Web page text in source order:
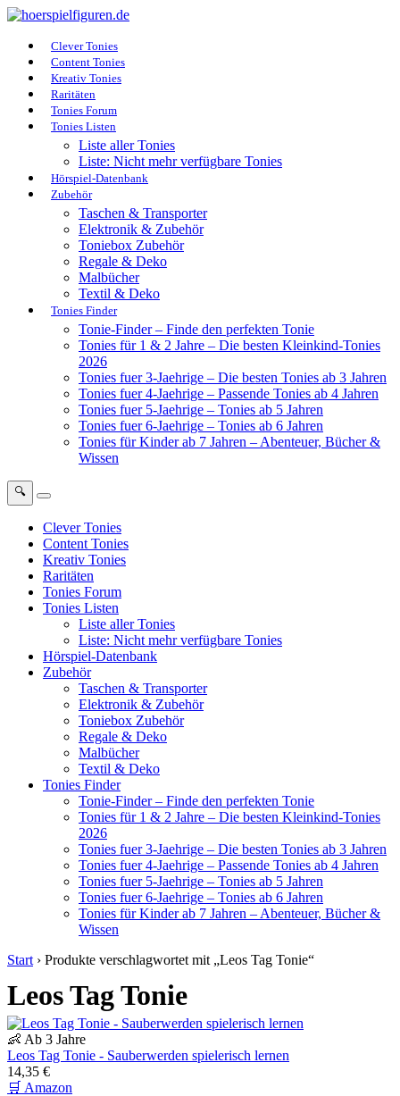
Clever Tonies
Content Tonies
Kreativ Tonies
Raritäten
Tonies Forum
Tonies Listen
Liste aller Tonies
Liste: Nicht mehr verfügbare Tonies
Hörspiel-Datenbank
Zubehör
Taschen & Transporter
Elektronik & Zubehör
Toniebox Zubehör
Regale & Deko
Malbücher
Textil & Deko
Tonies Finder
Tonie-Finder – Finde den perfekten Tonie
Tonies für 1 & 2 Jahre – Die besten Kleinkind-Tonies
2026
Tonies fuer 3-Jaehrige – Die besten Tonies ab 3 Jahren
Tonies fuer 4-Jaehrige – Passende Tonies ab 4 Jahren
Tonies fuer 5-Jaehrige – Tonies ab 5 Jahren
Tonies fuer 6-Jaehrige – Tonies ab 6 Jahren
Tonies für Kinder ab 7 Jahren – Abenteuer, Bücher &
Wissen
🔍
Clever Tonies
Content Tonies
Kreativ Tonies
Raritäten
Tonies Forum
Tonies Listen
Liste aller Tonies
Liste: Nicht mehr verfügbare Tonies
Hörspiel-Datenbank
Zubehör
Taschen & Transporter
Elektronik & Zubehör
Toniebox Zubehör
Regale & Deko
Malbücher
Textil & Deko
Tonies Finder
Tonie-Finder – Finde den perfekten Tonie
Tonies für 1 & 2 Jahre – Die besten Kleinkind-Tonies
2026
Tonies fuer 3-Jaehrige – Die besten Tonies ab 3 Jahren
Tonies fuer 4-Jaehrige – Passende Tonies ab 4 Jahren
Tonies fuer 5-Jaehrige – Tonies ab 5 Jahren
Tonies fuer 6-Jaehrige – Tonies ab 6 Jahren
Tonies für Kinder ab 7 Jahren – Abenteuer, Bücher &
Wissen
Start › Produkte verschlagwortet mit „Leos Tag Tonie“
Leos Tag Tonie
👶 Ab 3 Jahre
Leos Tag Tonie - Sauberwerden spielerisch lernen
14,35 €
🛒 Amazon